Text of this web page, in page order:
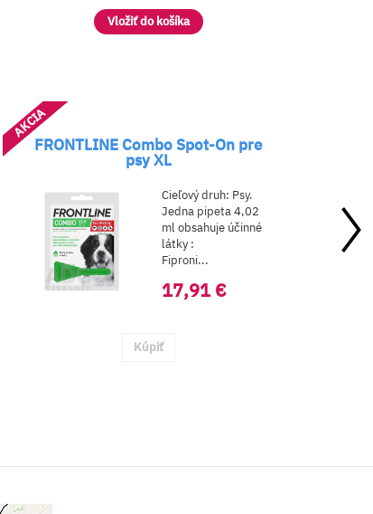
FRONTLINE Combo Spot-On pre
psy XL
AKCIA
Cieľový druh: Psy.
Jedna pipeta 4,02
ml obsahuje účinné
látky :
Fiproni...
17,91 €
Kúpiť